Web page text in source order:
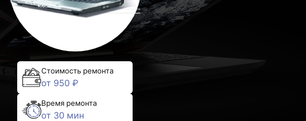
Стоимость ремонта
от 950 ₽
Время ремонта
от 30 мин